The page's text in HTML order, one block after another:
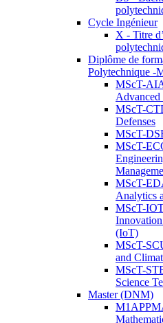
Cycle Ingénieur
X - Titre
Diplôme de
Polytechnique -
MScT-
MScT-
Defenses
MScT-
MScT-
MScT-
Analytics
MScT-
(IoT)
MScT-
and
MScT-
Science
Master (DNM)